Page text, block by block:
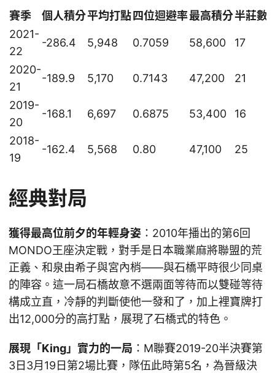
賽季 個人積分平均打點 四位迴避率最高積分半莊數
2021-
22
-286.4 5,948 0.7059 58,600 17
2020-
21
-189.9 5,170 0.7143 47,200 21
2019-
20
-168.1 6,697 0.6875 53,400 16
2018-
19
-162.4 5,568 0.80 47,100 25
經典對局
獲得最高位前夕的年輕身姿 ：2010年播出的第6回
MONDO王座決定戰，對手是日本職業麻將聯盟的荒
正義、和泉由希子與宮內梢——與石橋平時很少同桌
的陣容。這一局石橋故意不選兩面等待而以雙碰等待
構成立直，冷靜的判斷使他一發和了，加上裡寶牌打
出12,000分的高打點，展現了石橋式的特色。
展現「King」實力的一局 ：M聯賽2019-20半決賽第
3日3月19日第2場比賽，隊伍此時第5名，為晉級決